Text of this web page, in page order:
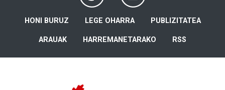
HONI BURUZ LEGE OHARRA PUBLIZITATEA
ARAUAK HARREMANETARAKO RSS